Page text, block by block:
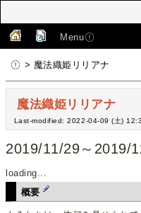
Menu
> 魔法織姫リリアナ
魔法織姫リリアナ
Last-modified: 2022-04-09 (土)
2019/11/29～2019/
loading...
概要